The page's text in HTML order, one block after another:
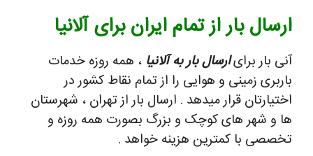
ارسال بار از تمام ایران برای آلانیا
آنی بار برایارسال بار به آلانیا ، همه روزه خدمات
باربری زمینی و هوایی را از تمام نقاط کشور در
اختیارتان قرار میدهد . ارسال بار از تهران ، شهرستان
ها و شهر های کوچک و بزرگ بصورت همه روزه و
تخصصی با کمترین هزینه خواهد .